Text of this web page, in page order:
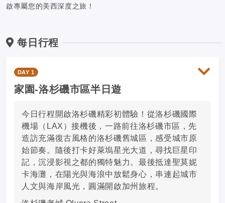
啟專屬您的美西深度之旅！
每日行程
DAY 1
家園-洛杉磯市區半日遊
今日行程開啟洛杉磯精彩初體驗！從洛杉磯國際
機場（LAX）接機後，一路前往洛杉磯市區，先
造訪充滿復古風格的洛杉磯舊城區，感受城市原
始節奏。隨後打卡好萊塢星光大道，尋找巨星印
記，沉浸影視之都的獨特魅力。最後抵達聖莫妮
卡海灘，在陽光與海浪中放鬆身心，串連起城市
人文與海岸風光，圓滿開啟加州旅程。